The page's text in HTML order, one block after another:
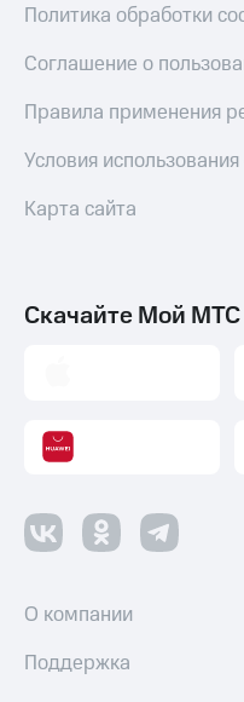
Политика обработки
Соглашение о
Правила применения
Условия
Карта сайта
Скачайте Мой МТС
О компании
Поддержка